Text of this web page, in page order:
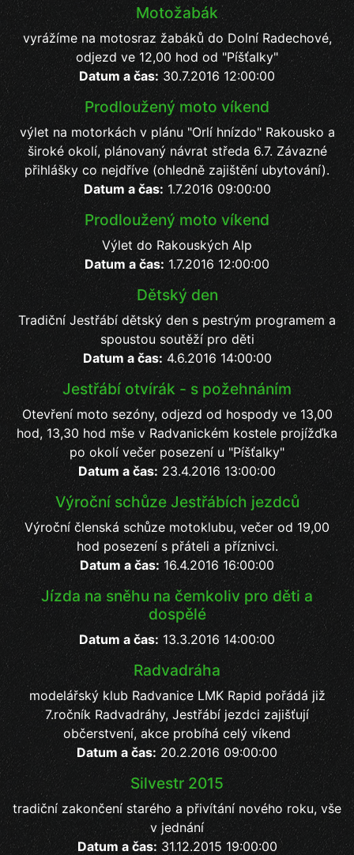
Motožabák
vyrážíme na motosraz žabáků do Dolní Radechové,
odjezd ve 12,00 hod od "Píšťalky"
Datum a čas: 30.7.2016 12:00:00
Prodloužený moto víkend
výlet na motorkách v plánu "Orlí hnízdo" Rakousko a
široké okolí, plánovaný návrat středa 6.7. Závazné
přihlášky co nejdříve (ohledně zajištění ubytování).
Datum a čas: 1.7.2016 09:00:00
Prodloužený moto víkend
Výlet do Rakouských Alp
Datum a čas: 1.7.2016 12:00:00
Dětský den
Tradiční Jestřábí dětský den s pestrým programem a
spoustou soutěží pro děti
Datum a čas:4.6.2016 14:00:00
Jestřábí otvírák - s požehnáním
Otevření moto sezóny, odjezd od hospody ve 13,00
hod, 13,30 hod mše v Radvanickém kostele projížďka
po okolí večer posezení u "Píšťalky"
Datum a čas: 23.4.2016 13:00:00
Výroční schůze Jestřábích jezdců
Výroční členská schůze motoklubu, večer od 19,00
hod posezení s přáteli a příznivci.
Datum a čas: 16.4.2016 16:00:00
Jízda na sněhu na čemkoliv pro děti a
dospělé
Datum a čas:13.3.2016 14:00:00
Radvadráha
modelářský klub Radvanice LMK Rapid pořádá již
7.ročník Radvadráhy, Jestřábí jezdci zajišťují
občerstvení, akce probíhá celý víkend
Datum a čas: 20.2.2016 09:00:00
Silvestr 2015
tradiční zakončení starého a přivítání nového roku, vše
v jednání
Datum a čas: 31.12.2015 19:00:00